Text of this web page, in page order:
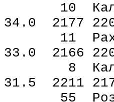
10
34.0 2177
11
33.0 2166
8
31.5 2211
55